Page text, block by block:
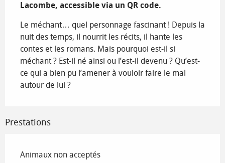
Lacombe, accessible via un QR code.
Le méchant… quel personnage fascinant ! Depuis la
nuit des temps, il nourrit les récits, il hante les
contes et les romans. Mais pourquoi est-il si
méchant ? Est-il né ainsi ou l’est-il devenu ? Qu’est-
ce qui a bien pu l’amener à vouloir faire le mal
autour de lui ?
Prestations
Animaux non acceptés